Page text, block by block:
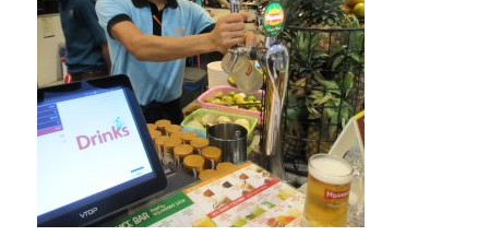
都道府県別のCOVID-19患者推移｜COVID-19 patients at prefecture
level
新潟県および新潟市のCOVID-19の実効再生産数｜COVID-19
effective reproduction number at Niigata